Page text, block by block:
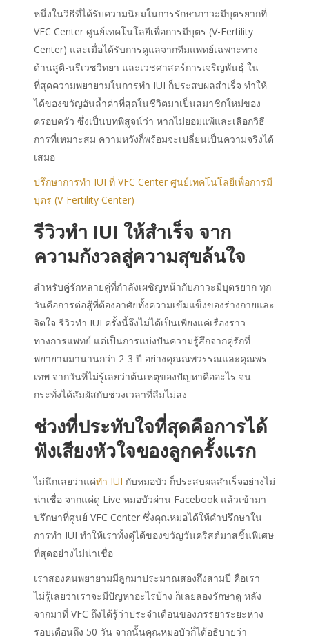
หนึ่งในวิธีที่ได้รับความนิยมในการรักษาภาวะมีบุตรยากที่
VFC Center ศูนย์เทคโนโลยีเพื่อการมีบุตร (V-Fertility
Center) และเมื่อได้รับการดูแลจากทีมแพทย์เฉพาะทาง
ด้านสูติ-นรีเวชวิทยา และเวชศาสตร์การเจริญพันธุ์ ใน
ที่สุดความพยายามในการทํา IUI ก็ประสบผลสําเร็จ ทำให้
ได้ของขวัญอันล้ำค่าที่สุดในชีวิตมาเป็นสมาชิกใหม่ของ
ครอบครัว ซึ่งเป็นบทพิสูจน์ว่า หากไม่ยอมแพ้และเลือกวิธี
การที่เหมาะสม ความหวังก็พร้อมจะเปลี่ยนเป็นความจริงได้
เสมอ
ปรึกษาการทำ IUI ที่ VFC Center ศูนย์เทคโนโลยีเพื่อการมี
บุตร (V-Fertility Center)
รีวิวทำ IUI ให้สำเร็จ จาก
ความกังวลสู่ความสุขล้นใจ
สำหรับคู่รักหลายคู่ที่กำลังเผชิญหน้ากับภาวะมีบุตรยาก ทุก
วันคือการต่อสู้ที่ต้องอาศัยทั้งความเข้มแข็งของร่างกายและ
จิตใจ รีวิวทำ IUI ครั้งนี้จึงไม่ได้เป็นเพียงแค่เรื่องราว
ทางการแพทย์ แต่เป็นการแบ่งปันความรู้สึกจากคู่รักที่
พยายามมานานกว่า 2-3 ปี อย่างคุณณพวรรณและคุณพร
เทพ จากวันที่ไม่รู้เลยว่าต้นเหตุของปัญหาคืออะไร จน
กระทั่งได้สัมผัสกับช่วงเวลาที่ลืมไม่ลง
ช่วงที่ประทับใจที่สุดคือการได้
ฟังเสียงหัวใจของลูกครั้งแรก
ไม่นึกเลยว่าแค่ทำ IUI กับหมอบัว ก็ประสบผลสำเร็จอย่างไม่
น่าเชื่อ จากแค่ดู Live หมอบัวผ่าน Facebook แล้วเข้ามา
ปรึกษาที่ศูนย์ VFC Center ซึ่งคุณหมอได้ให้คำปรึกษาใน
การทำ IUI ทำให้เราทั้งคู่ได้ของขวัญวันคริสต์มาสชิ้นพิเศษ
ที่สุดอย่างไม่น่าเชื่อ
เราสองคนพยายามมีลูกมาประมาณสองถึงสามปี คือเรา
ไม่รู้เลยว่าเราจะมีปัญหาอะไรบ้าง ก็เลยลองรักษาดู หลัง
จากมาที่ VFC ถึงได้รู้ว่าประจำเดือนของภรรยาระยะห่าง
รอบเดือนถึง 50 วัน จากนั้นคุณหมอบัวก็ได้อธิบายว่า